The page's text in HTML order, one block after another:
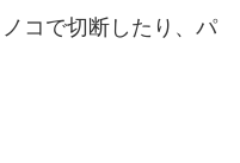
コで切断したり、パ